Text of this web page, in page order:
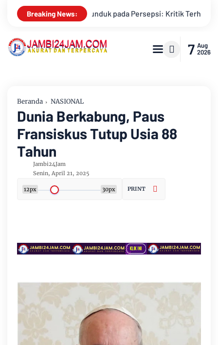
Breaking News:
Terhadap Monopoli Kebenaran oleh Media dan Aktivis
7 Aug
2026
Beranda NASIONAL
Dunia Berkabung, Paus
Fransiskus Tutup Usia 88
Tahun
Jambi24Jam
Senin, April 21, 2025
12px 30px PRINT